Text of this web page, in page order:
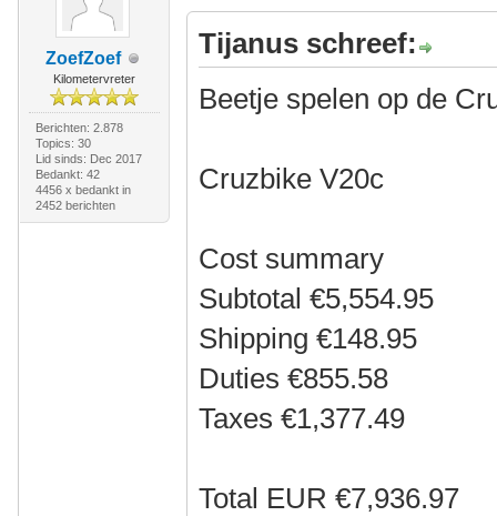
ZoefZoef
Kilometervreter
Berichten: 2.878
Topics: 30
Lid sinds: Dec 2017
Bedankt: 42
4456 x bedankt in
2452 berichten
Tijanus schreef:
Beetje spelen op de
Cruzbike V20c
Cost summary
Subtotal €5,554.95
Shipping €148.95
Duties €855.58
Taxes €1,377.49
Total EUR €7,936.97